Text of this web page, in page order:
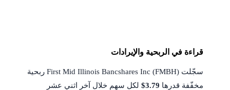
قراءة في الربحية والإيرادات
سجّلت First Mid Illinois Bancshares Inc (FMBH) ربحية
مخفّفة قدرها $3.79لكل سهم خلال آخر اثني عشر